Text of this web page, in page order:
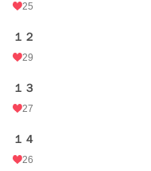
25
１２
29
１３
27
１４
26